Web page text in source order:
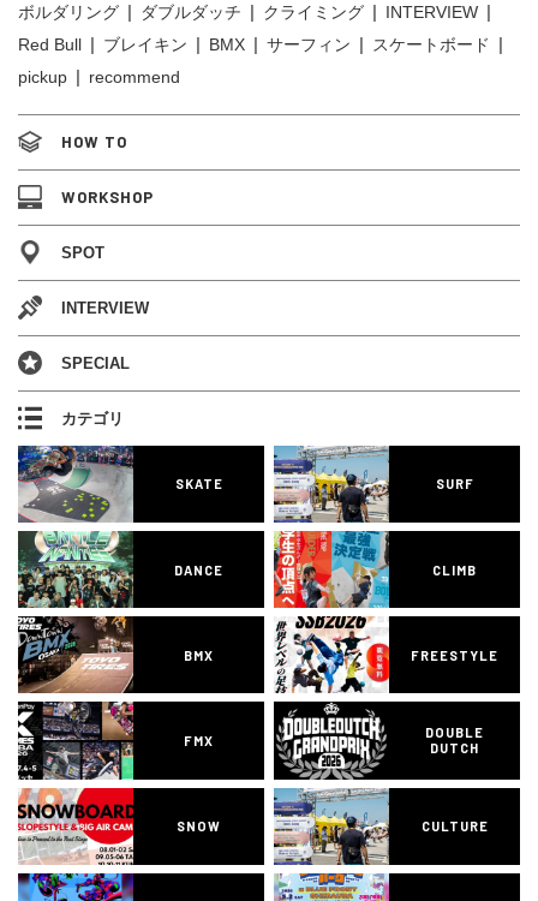
ボルダリング
ダブルダッチ クライミング
INTERVIEW
Red Bull
ブレイキン BMX サーフィン
スケートボード
pickup
recommend
HOW TO
WORKSHOP
SPOT
INTERVIEW
SPECIAL
カテゴリ
SKATE SURF
DANCE CLIMB
BMX FREESTYLE
FMX
DOUBLE
DUTCH
SNOW CULTURE